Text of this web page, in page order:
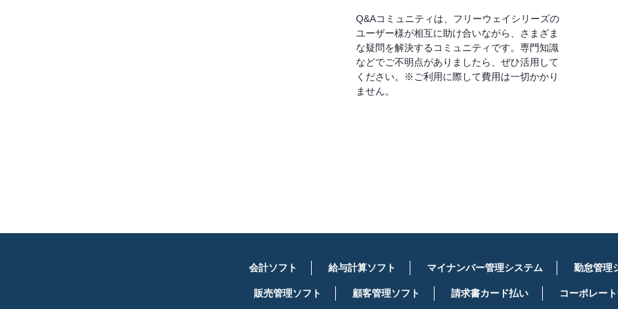
Q&Aコミュニティは、フリーウェイシリーズの
ユーザー様が相互に助け合いながら、さまざま
な疑問を解決するコミュニティです。専門知識
などでご不明点がありましたら、ぜひ活用して
ください。※ご利用に際して費用は一切かかり
ません。
会計ソフト 給与計算ソフト マイナンバー管理システム 勤怠管理
販売管理ソフト 顧客管理ソフト 請求書カード払い コーポレー